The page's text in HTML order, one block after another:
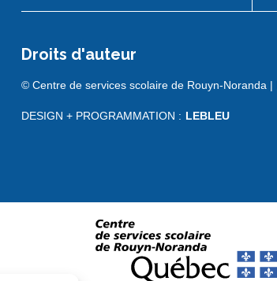
Droits d'auteur
© Centre de services scolaire de Rouyn-Noranda |
DESIGN + PROGRAMMATION : LEBLEU